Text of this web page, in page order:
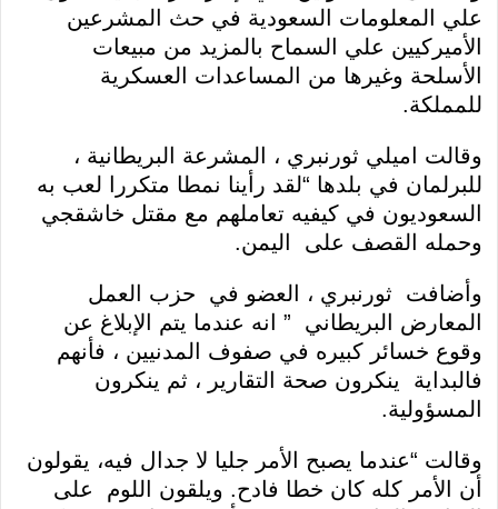
علي المعلومات السعودية في حث المشرعين
الأميركيين علي السماح بالمزيد من مبيعات
الأسلحة وغيرها من المساعدات العسكرية
للمملكة.
وقالت اميلي ثورنبري ، المشرعة البريطانية ،
للبرلمان في بلدها “لقد رأينا نمطا متكررا لعب به
السعوديون في كيفيه تعاملهم مع مقتل خاشقجي
وحمله القصف على اليمن.
وأضافت ثورنبري ، العضو في حزب العمل
المعارض البريطاني ” انه عندما يتم الإبلاغ عن
وقوع خسائر كبيره في صفوف المدنيين ، فأنهم
فالبداية ينكرون صحة التقارير ، ثم ينكرون
المسؤولية.
وقالت “عندما يصبح الأمر جليا لا جدال فيه، يقولون
أن الأمر كله كان خطا فادح. ويلقون اللوم على